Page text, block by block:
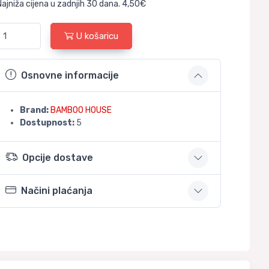
cijena u zadnjih 30 dana. 4,50€
U košaricu
Osnovne informacije
Brand: BAMBOO HOUSE
Dostupnost: 5
Opcije dostave
Načini plaćanja